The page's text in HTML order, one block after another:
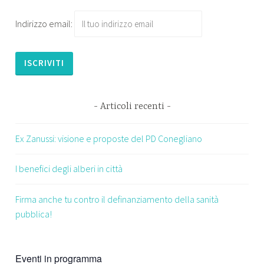
Indirizzo email:
Articoli recenti
Ex Zanussi: visione e proposte del PD Conegliano
I benefici degli alberi in città
Firma anche tu contro il definanziamento della sanità
pubblica!
Eventi in programma